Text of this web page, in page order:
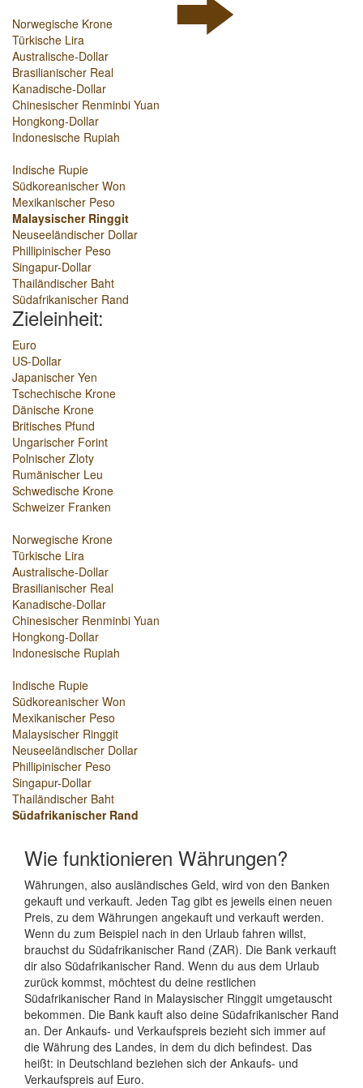
Norwegische Krone
Türkische Lira
Australische-Dollar
Brasilianischer Real
Kanadische-Dollar
Chinesischer Renminbi Yuan
Hongkong-Dollar
Indonesische Rupiah
Indische Rupie
Südkoreanischer Won
Mexikanischer Peso
Malaysischer Ringgit
Neuseeländischer Dollar
Phillipinischer Peso
Singapur-Dollar
Thailändischer Baht
Südafrikanischer Rand
Zieleinheit:
Euro
US-Dollar
Japanischer Yen
Tschechische Krone
Dänische Krone
Britisches Pfund
Ungarischer Forint
Polnischer Zloty
Rumänischer Leu
Schwedische Krone
Schweizer Franken
Norwegische Krone
Türkische Lira
Australische-Dollar
Brasilianischer Real
Kanadische-Dollar
Chinesischer Renminbi Yuan
Hongkong-Dollar
Indonesische Rupiah
Indische Rupie
Südkoreanischer Won
Mexikanischer Peso
Malaysischer Ringgit
Neuseeländischer Dollar
Phillipinischer Peso
Singapur-Dollar
Thailändischer Baht
Südafrikanischer Rand
Wie funktionieren Währungen?
Währungen, also ausländisches Geld, wird von den Banken
gekauft und verkauft. Jeden Tag gibt es jeweils einen neuen
Preis, zu dem Währungen angekauft und verkauft werden.
Wenn du zum Beispiel nach in den Urlaub fahren willst,
brauchst du Südafrikanischer Rand (ZAR). Die Bank verkauft
dir also Südafrikanischer Rand. Wenn du aus dem Urlaub
zurück kommst, möchtest du deine restlichen
Südafrikanischer Rand in Malaysischer Ringgit umgetauscht
bekommen. Die Bank kauft also deine Südafrikanischer Rand
an. Der Ankaufs- und Verkaufspreis bezieht sich immer auf
die Währung des Landes, in dem du dich befindest. Das
heißt: in Deutschland beziehen sich der Ankaufs- und
Verkaufspreis auf Euro.